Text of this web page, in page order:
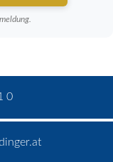
0